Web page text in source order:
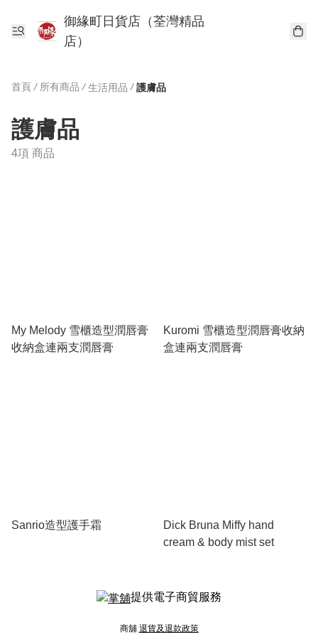
御緣町日貨店（荃灣精品
店）
首頁 / 所有商品 / 生活用品 / 護膚品
護膚品
4項 商品
My Melody 雪櫃造型潤唇膏
收納盒連兩支潤唇膏
Kuromi 雪櫃造型潤唇膏收納
盒連兩支潤唇膏
Sanrio造型護手霜
Dick Bruna Miffy hand
cream & body mist set
提供電子商貿服務
商舖 退貨及退款政策